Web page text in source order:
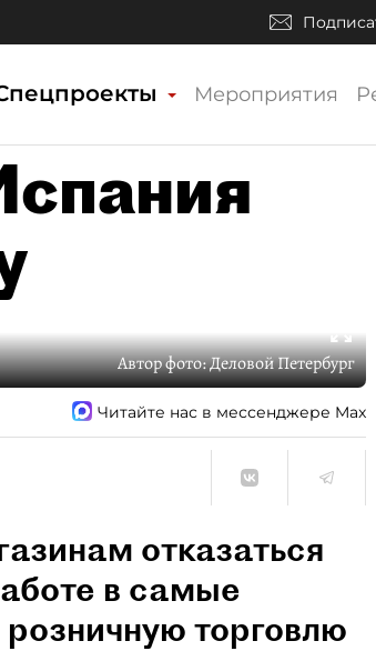
Мероприятия
Автор фото:Деловой Петербург
Читайте нас в мессенджере Max
отказаться
в самые
торговлю